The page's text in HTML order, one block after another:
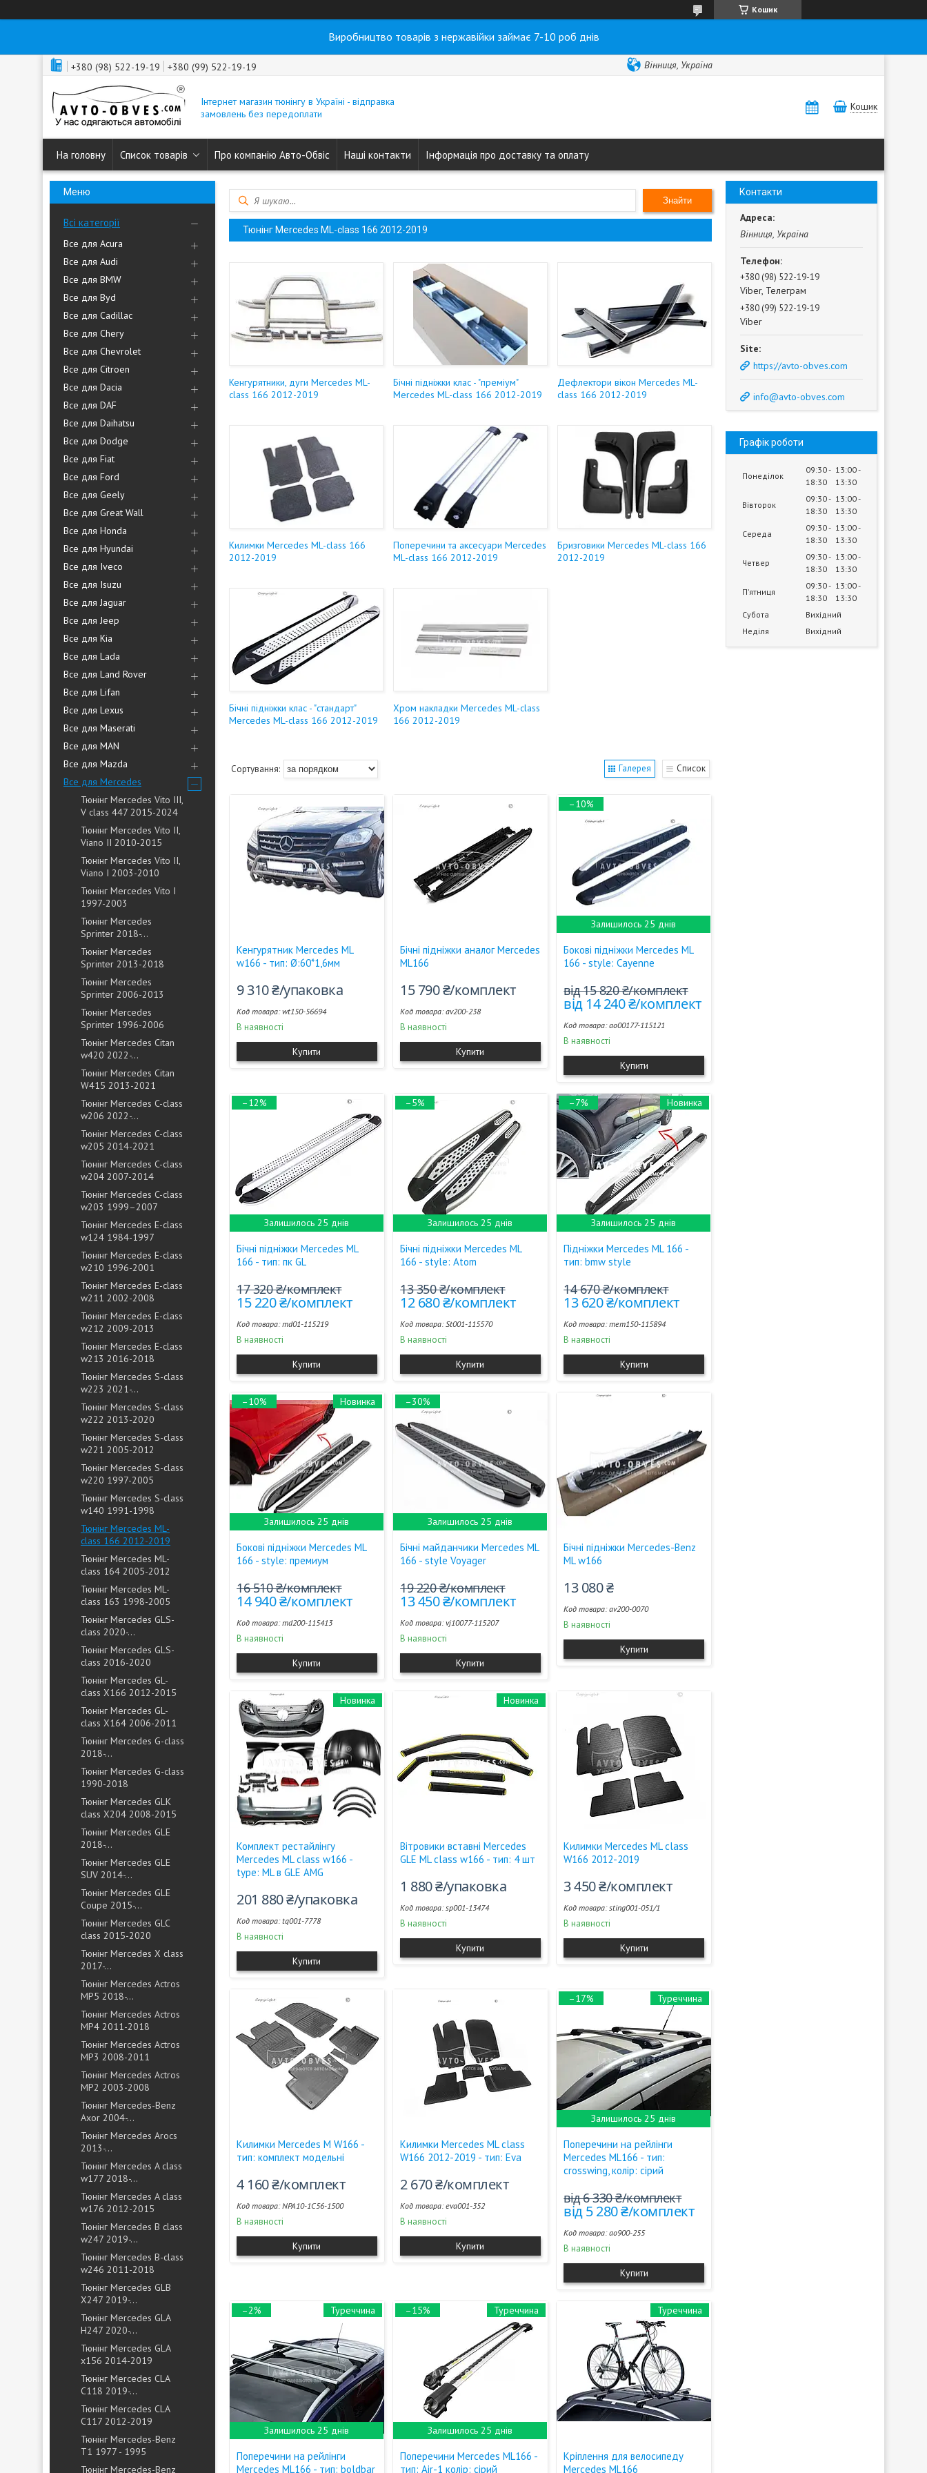
Кошик
Виробництво товарів з нержавійки займає 7-10 роб днів
+380 (98) 522-19-19 +380 (99) 522-19-19 Вінниця, Україна
Інтернет магазин тюнінгу в Україні - відправка
замовлень без передоплати
Кошик
На головну Список товарів Про компанію Авто-Обвіс Наші контакти Інформація про доставку та оплату
Всі категорії
Все для Acura
Все для Audi
Все для BMW
Все для Byd
Все для Cadillac
Все для Chery
Все для Chevrolet
Все для Citroen
Все для Dacia
Все для DAF
Все для Daihatsu
Все для Dodge
Все для Fiat
Все для Ford
Все для Geely
Все для Great Wall
Все для Honda
Все для Hyundai
Все для Iveco
Все для Isuzu
Все для Jaguar
Все для Jeep
Все для Kia
Все для Lada
Все для Land Rover
Все для Lifan
Все для Lexus
Все для Maserati
Все для MAN
Все для Mazda
Все для Mercedes
Тюнінг Mercedes Vito III,
V class 447 2015-2024
Тюнінг Mercedes Vito II,
Viano II 2010-2015
Тюнінг Mercedes Vito II,
Viano I 2003-2010
Тюнінг Mercedes Vito I
1997-2003
Тюнінг Mercedes
Sprinter 2018-...
Тюнінг Mercedes
Sprinter 2013-2018
Тюнінг Mercedes
Sprinter 2006-2013
Тюнінг Mercedes
Sprinter 1996-2006
Тюнінг Mercedes Citan
w420 2022-...
Тюнінг Mercedes Citan
W415 2013-2021
Тюнінг Mercedes C-class
w206 2022-...
Тюнінг Mercedes C-class
w205 2014-2021
Тюнінг Mercedes C-class
w204 2007-2014
Тюнінг Mercedes C-class
w203 1999–2007
Тюнінг Mercedes E-class
w124 1984-1997
Тюнінг Mercedes E-class
w210 1996-2001
Тюнінг Mercedes E-class
w211 2002-2008
Тюнінг Mercedes E-class
w212 2009-2013
Тюнінг Mercedes E-class
w213 2016-2018
Тюнінг Mercedes S-class
w223 2021-...
Тюнінг Mercedes S-class
w222 2013-2020
Тюнінг Mercedes S-class
w221 2005-2012
Тюнінг Mercedes S-class
w220 1997-2005
Тюнінг Mercedes S-class
w140 1991-1998
Тюнінг Mercedes ML-
class 166 2012-2019
Тюнінг Mercedes ML-
class 164 2005-2012
Тюнінг Mercedes ML-
class 163 1998-2005
Тюнінг Mercedes GLS-
class 2020-...
Тюнінг Mercedes GLS-
class 2016-2020
Тюнінг Mercedes GL-
class X166 2012-2015
Тюнінг Mercedes GL-
class X164 2006-2011
Тюнінг Mercedes G-class
2018-...
Тюнінг Mercedes G-class
1990-2018
Тюнінг Mercedes GLK
class X204 2008-2015
Тюнінг Mercedes GLE
2018-...
Тюнінг Mercedes GLE
SUV 2014-...
Тюнінг Mercedes GLE
Coupe 2015-...
Тюнінг Mercedes GLC
class 2015-2020
Тюнінг Mercedes X class
2017-...
Тюнінг Mercedes Actros
MP5 2018-...
Тюнінг Mercedes Actros
MP4 2011-2018
Тюнінг Mercedes Actros
MP3 2008-2011
Тюнінг Mercedes Actros
MP2 2003-2008
Тюнінг Mercedes-Benz
Axor 2004-...
Тюнінг Mercedes Arocs
2013-...
Тюнінг Mercedes A class
w177 2018-...
Тюнінг Mercedes A class
w176 2012-2015
Тюнінг Mercedes B class
w247 2019-...
Тюнінг Mercedes B-class
w246 2011-2018
Тюнінг Mercedes GLB
X247 2019-...
Тюнінг Mercedes GLA
H247 2020-...
Тюнінг Mercedes GLA
x156 2014-2019
Тюнінг Mercedes CLA
C118 2019-...
Тюнінг Mercedes CLA
C117 2012-2019
Тюнінг Mercedes-Benz
T1 1977 - 1995
Тюнінг Mercedes-Benz
Знайти
Тюнінг Mercedes ML-class 166 2012-2019
Кенгурятники, дуги Mercedes ML-
class 166 2012-2019
Бічні підніжки клас - "преміум"
Mercedes ML-class 166 2012-2019
Дефлектори вікон Mercedes ML-
class 166 2012-2019
Килимки Mercedes ML-class 166
2012-2019
Поперечини та аксесуари Mercedes
ML-class 166 2012-2019
Бризговики Mercedes ML-class 166
2012-2019
Бічні підніжки клас - "стандарт"
Mercedes ML-class 166 2012-2019
Хром накладки Mercedes ML-class
166 2012-2019
Галерея Список
Кенгурятник Mercedes ML
w166 - тип: Ø:60*1,6мм
9 310 ₴/упаковка
wt150-56694
В наявності
Купити
Бічні підніжки аналог Mercedes
ML166
15 790 ₴/комплект
av200-238
В наявності
Купити
–10%
Залишилось 25 днів
Бокові підніжки Mercedes ML
166 - style: Cayenne
від 15 820 ₴/комплект
від 14 240 ₴/комплект
ao00177-115121
В наявності
Купити
–12%
Залишилось 25 днів
Бічні підніжки Mercedes ML
166 - тип: пк GL
17 320 ₴/комплект
15 220 ₴/комплект
md01-115219
В наявності
Купити
–5%
Залишилось 25 днів
Бічні підніжки Mercedes ML
166 - style: Atom
13 350 ₴/комплект
12 680 ₴/комплект
St001-115570
В наявності
Купити
–7%
Залишилось 25 днів
Новинка
Підніжки Mercedes ML 166 -
тип: bmw style
14 670 ₴/комплект
13 620 ₴/комплект
mem150-115894
В наявності
Купити
–10%
Залишилось 25 днів
Новинка
Бокові підніжки Mercedes ML
166 - style: премиум
16 510 ₴/комплект
14 940 ₴/комплект
md200-115413
В наявності
Купити
–30%
Залишилось 25 днів
Бічні майданчики Mercedes ML
166 - style Voyager
19 220 ₴/комплект
13 450 ₴/комплект
vj10077-115207
В наявності
Купити
Бічні підніжки Mercedes-Benz
ML w166
13 080 ₴
av200-0070
В наявності
Купити
Новинка
Комплект рестайлінгу
Mercedes ML сlass w166 -
type: ML в GLE AMG
201 880 ₴/упаковка
tq001-7778
В наявності
Купити
Новинка
Вітровики вставні Mercedes
GLE ML сlass w166 - тип: 4 шт
1 880 ₴/упаковка
sp001-13474
В наявності
Купити
Килимки Mercedes ML class
W166 2012-2019
3 450 ₴/комплект
sting001-051/1
В наявності
Купити
Килимки Mercedes M W166 -
тип: комплект модельні
4 160 ₴/комплект
NPA10-1C56-1500
В наявності
Купити
Килимки Mercedes ML class
W166 2012-2019 - тип: Eva
2 670 ₴/комплект
eva001-352
В наявності
Купити
–17%
Залишилось 25 днів
Туреччина
Поперечини на рейлінги
Mercedes ML166 - тип:
crosswing, колір: сірий
від 6 330 ₴/комплект
від 5 280 ₴/комплект
ao900-255
В наявності
Купити
–2%
Залишилось 25 днів
Туреччина
Поперечини на рейлінги
Mercedes ML166 - тип: boldbar
–15%
Залишилось 25 днів
Туреччина
Поперечини Mercedes ML166 -
тип: Air-1 колір: сірий
Туреччина
Кріплення для велосипеду
Mercedes ML166
Контакти
Вінниця, Україна
+380 (98) 522-19-19
Viber, Телеграм
+380 (99) 522-19-19
Viber
https://avto-obves.com
info@avto-obves.com
Графік роботи
Понеділок
09:30
18:30
13:00
13:30
Вівторок
09:30
18:30
13:00
13:30
Середа
09:30
18:30
13:00
13:30
Четвер
09:30
18:30
13:00
13:30
Пʼятниця
09:30
18:30
13:00
13:30
Субота
Вихідний
Неділя
Вихідний